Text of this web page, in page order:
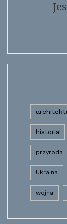
historia
przyroda
Ukraina
wojna